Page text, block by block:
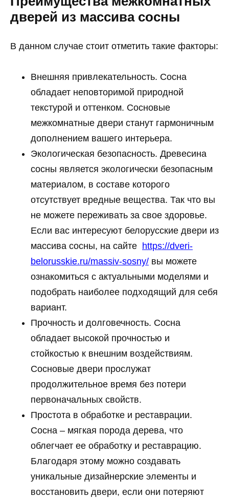
дверей из массива сосны
В данном случае стоит отметить такие факторы:
Внешняя привлекательность. Сосна
обладает неповторимой природной
текстурой и оттенком. Сосновые
межкомнатные двери станут гармоничным
дополнением вашего интерьера.
Экологическая безопасность. Древесина
сосны является экологически безопасным
материалом, в составе которого
отсутствует вредные вещества. Так что вы
не можете переживать за свое здоровье.
Если вас интересуют белорусские двери из
массива сосны, на сайте https://dveri-
belorusskie.ru/massiv-sosny/ вы можете
ознакомиться с актуальными моделями и
подобрать наиболее подходящий для себя
вариант.
Прочность и долговечность. Сосна
обладает высокой прочностью и
стойкостью к внешним воздействиям.
Сосновые двери прослужат
продолжительное время без потери
первоначальных свойств.
Простота в обработке и реставрации.
Сосна – мягкая порода дерева, что
облегчает ее обработку и реставрацию.
Благодаря этому можно создавать
уникальные дизайнерские элементы и
восстановить двери, если они потеряют